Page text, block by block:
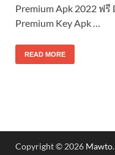
Premium Apk 2022 ฟรี
Premium Key Apk …
READ MORE
Copyright © 2026 Mawto.